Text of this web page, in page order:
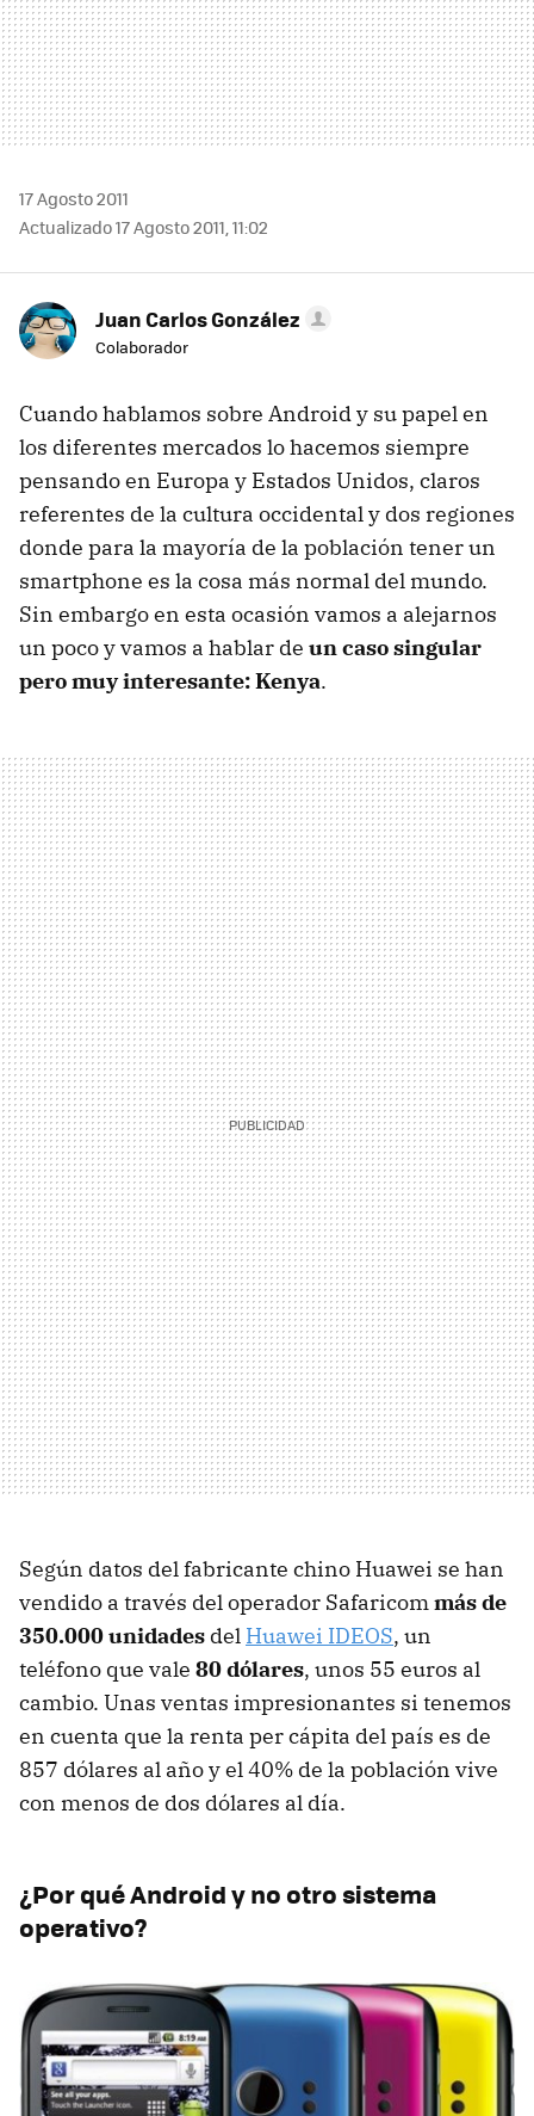
17 Agosto 2011
Actualizado 17 Agosto 2011, 11:02
Juan Carlos González
Colaborador
Cuando hablamos sobre Android y su papel en
los diferentes mercados lo hacemos siempre
pensando en Europa y Estados Unidos, claros
referentes de la cultura occidental y dos regiones
donde para la mayoría de la población tener un
smartphone es la cosa más normal del mundo.
Sin embargo en esta ocasión vamos a alejarnos
un poco y vamos a hablar de un caso singular
pero muy interesante: Kenya.
Según datos del fabricante chino Huawei se han
vendido a través del operador Safaricom más de
350.000 unidades del Huawei IDEOS, un
teléfono que vale 80 dólares, unos 55 euros al
cambio. Unas ventas impresionantes si tenemos
en cuenta que la renta per cápita del país es de
857 dólares al año y el 40% de la población vive
con menos de dos dólares al día.
¿Por qué Android y no otro sistema
operativo?